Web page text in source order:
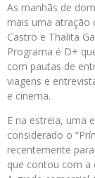
As manhãs de
mais uma atração
Castro e Thalita
Programa é D+
com pautas de
viagens e
e cinema.
E na estreia, uma
considerado o
recentemente
que contou com a